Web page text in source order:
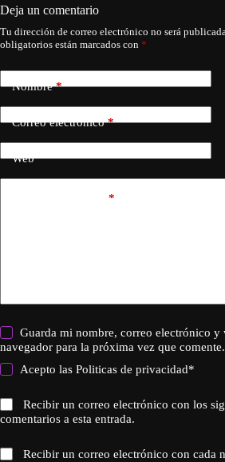
Deja un comentario
Tu dirección de correo electrónico no será
obligatorios están marcados con *
Nombre*
Correo electrónico*
Web
*
Guarda mi nombre, correo electrónico y
navegador para la próxima vez que comente.
Acepto lasPoliticas de privacidad*
Recibir un correo electrónico con los
comentarios a esta entrada.
Recibir un correo electrónico con cada